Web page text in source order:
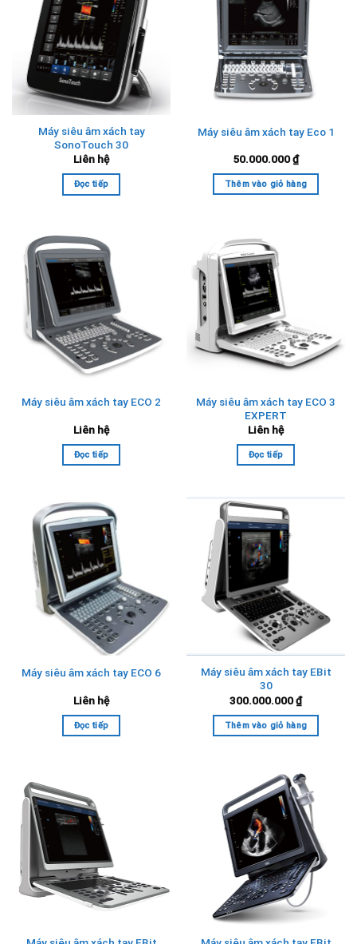
Máy siêu âm xách tay
SonoTouch 30
Liên hệ
Đọc tiếp
Máy siêu âm xách tay Eco 1
50.000.000₫
Thêm vào giỏ hàng
Máy siêu âm xách tay ECO 2
Liên hệ
Đọc tiếp
Máy siêu âm xách tay ECO 3
EXPERT
Liên hệ
Đọc tiếp
Máy siêu âm xách tay ECO 6
Liên hệ
Đọc tiếp
Máy siêu âm xách tay EBit
30
300.000.000₫
Thêm vào giỏ hàng